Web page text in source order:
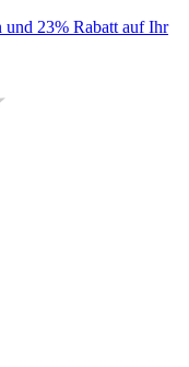
und 23% Rabatt auf Ihr